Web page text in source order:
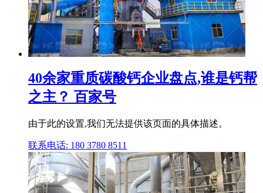
40余家重质碳酸钙企业盘点,谁是钙帮
之主？ 百家号
由于此的设置,我们无法提供该页面的具体描述。
联系电话: 180 3780 8511